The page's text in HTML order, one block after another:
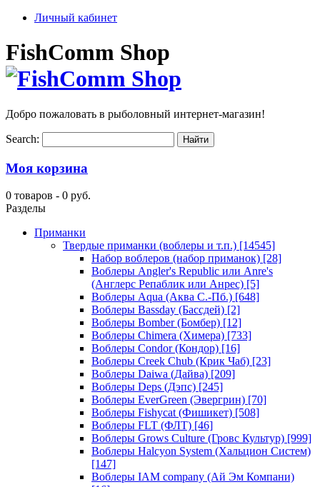
Личный кабинет
FishComm Shop
Добро пожаловать в рыболовный интернет-магазин!
Search:
Моя корзина
0 товаров - 0 руб.
Разделы
Приманки
Твердые приманки (воблеры и т.п.) [14545]
Набор воблеров (набор приманок) [28]
Воблеры Angler's Republic или Anre's
(Англерс Репаблик или Анрес) [5]
Воблеры Aqua (Аква С.-Пб.) [648]
Воблеры Bassday (Бассдей) [2]
Воблеры Bomber (Бомбер) [12]
Воблеры Chimera (Химера) [733]
Воблеры Condor (Кондор) [16]
Воблеры Creek Chub (Крик Чаб) [23]
Воблеры Daiwa (Дайва) [209]
Воблеры Deps (Дэпс) [245]
Воблеры EverGreen (Эвергрин) [70]
Воблеры Fishycat (Фишикет) [508]
Воблеры FLT (ФЛТ) [46]
Воблеры Grows Culture (Гровс Культур) [999]
Воблеры Halcyon System (Хальцион Систем)
[147]
Воблеры IAM company (Ай Эм Компани)